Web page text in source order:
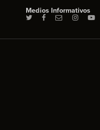
Medios Informativos